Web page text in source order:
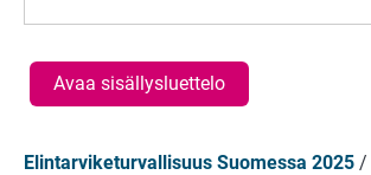
Avaa sisällysluettelo
Elintarviketurvallisuus Suomessa 2025 /